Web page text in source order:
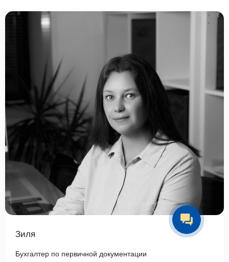
Зиля
Бухгалтер по первичной документации